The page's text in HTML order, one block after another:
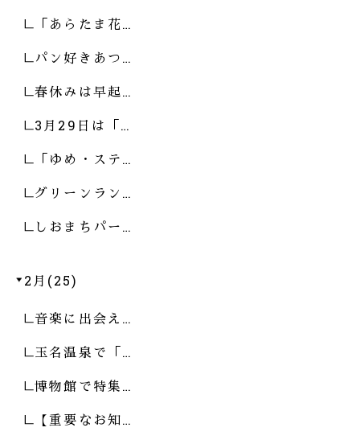
「あらたま花…
パン好きあつ…
春休みは早起…
3月29日は「…
「ゆめ・ステ…
グリーンラン…
しおまちパー…
2月(25)
音楽に出会え…
玉名温泉で「…
博物館で特集…
【重要なお知…